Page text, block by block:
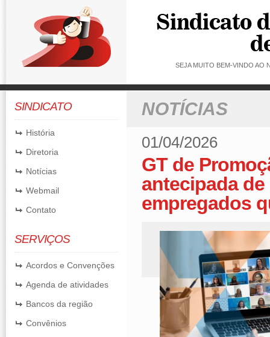
SEJA MUITO BEM-VINDO
SINDICATO
História
Diretoria
Notícias
Webmail
Contato
SERVIÇOS
Acordos e Convenções
Agenda de atividades
Bancos da região
Convênios
NOTÍCIAS
01/04/2026
GT de
antecipada
empregados